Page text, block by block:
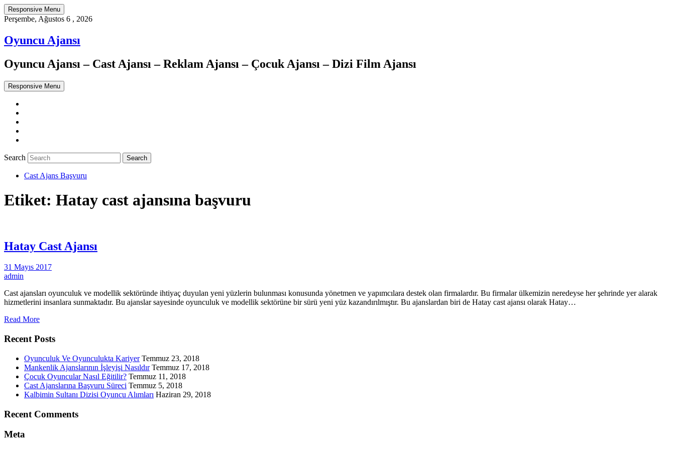
Responsive Menu
Perşembe, Ağustos 6 , 2026
Oyuncu Ajansı
Oyuncu Ajansı – Cast Ajansı – Reklam Ajansı – Çocuk Ajansı – Dizi Film Ajansı
Responsive Menu
Search
Cast Ajans Başvuru
Etiket: Hatay cast ajansına başvuru
Hatay Cast Ajansı
31 Mayıs 2017
admin
Cast ajansları oyunculuk ve modellik sektöründe ihtiyaç duyulan yeni yüzlerin bulunması konusunda yönetmen ve yapımcılara destek olan firmalardır. Bu firmalar ülkemizin neredeyse her şehrinde yer alarak
hizmetlerini insanlara sunmaktadır. Bu ajanslar sayesinde oyunculuk ve modellik sektörüne bir sürü yeni yüz kazandırılmıştır. Bu ajanslardan biri de Hatay cast ajansı olarak Hatay…
Read More
Recent Posts
Oyunculuk Ve Oyunculukta Kariyer Temmuz 23, 2018
Mankenlik Ajanslarının İşleyişi Nasıldır Temmuz 17, 2018
Çocuk Oyuncular Nasıl Eğitilir? Temmuz 11, 2018
Cast Ajanslarına Başvuru Süreci Temmuz 5, 2018
Kalbimin Sultanı Dizisi Oyuncu Alımları Haziran 29, 2018
Recent Comments
Meta